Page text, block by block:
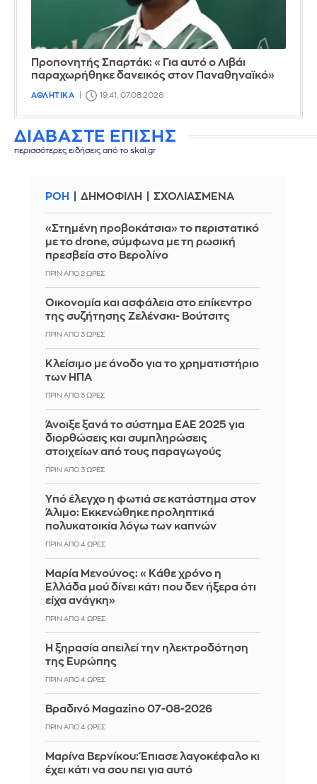
Προπονητής Σπαρτάκ: «Για αυτό ο Λιβάι
παραχωρήθηκε δανεικός στον Παναθηναϊκό»
ΑΘΛΗΤΙΚΑ 19:41, 07.08.2026
ΔΙΑΒΑΣΤΕ ΕΠΙΣΗΣ
περισσότερες ειδήσεις από το skai.gr
ΡΟΗ ΔΗΜΟΦΙΛΗ ΣΧΟΛΙΑΣΜΕΝΑ
«Στημένη προβοκάτσια» το περιστατικό
με το drone, σύμφωνα με τη ρωσική
πρεσβεία στο Βερολίνο
ΠΡΙΝ ΑΠΌ 2 ΏΡΕΣ
Οικονομία και ασφάλεια στο επίκεντρο
της συζήτησης Ζελένσκι- Βούτσιτς
ΠΡΙΝ ΑΠΌ 3 ΏΡΕΣ
Κλείσιμο με άνοδο για το χρηματιστήριο
των ΗΠΑ
ΠΡΙΝ ΑΠΌ 3 ΏΡΕΣ
Άνοιξε ξανά το σύστημα ΕΑΕ 2025 για
διορθώσεις και συμπληρώσεις
στοιχείων από τους παραγωγούς
ΠΡΙΝ ΑΠΌ 3 ΏΡΕΣ
Yπό έλεγχο η φωτιά σε κατάστημα στον
Άλιμο: Εκκενώθηκε προληπτικά
πολυκατοικία λόγω των καπνών
ΠΡΙΝ ΑΠΌ 4 ΏΡΕΣ
Μαρία Μενούνος: «Κάθε χρόνο η
Ελλάδα μού δίνει κάτι που δεν ήξερα ότι
είχα ανάγκη»
ΠΡΙΝ ΑΠΌ 4 ΏΡΕΣ
Η ξηρασία απειλεί την ηλεκτροδότηση
της Ευρώπης
ΠΡΙΝ ΑΠΌ 4 ΏΡΕΣ
Βραδινό Magazino 07-08-2026
ΠΡΙΝ ΑΠΌ 4 ΏΡΕΣ
Μαρίνα Βερνίκου: Έπιασε λαγοκέφαλο κι
έχει κάτι να σου πει για αυτό